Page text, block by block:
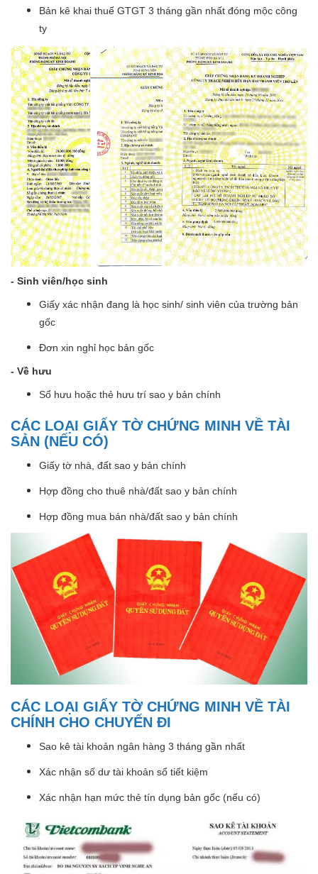
Bản kê khai thuế GTGT 3 tháng gần nhất đóng mộc công
ty
- Sinh viên/học sinh
Giấy xác nhận đang là học sinh/ sinh viên của trường bản
gốc
Đơn xin nghỉ học bản gốc
- Về hưu
Sổ hưu hoặc thẻ hưu trí sao y bản chính
CÁC LOẠI GIẤY TỜ CHỨNG MINH VỀ TÀI
SẢN (NẾU CÓ)
Giấy tờ nhà, đất sao y bản chính
Hợp đồng cho thuê nhà/đất sao y bản chính
Hợp đồng mua bán nhà/đất sao y bản chính
CÁC LOẠI GIẤY TỜ CHỨNG MINH VỀ TÀI
CHÍNH CHO CHUYẾN ĐI
Sao kê tài khoản ngân hàng 3 tháng gần nhất
Xác nhận số dư tài khoản sổ tiết kiệm
Xác nhận hạn mức thẻ tín dụng bản gốc (nếu có)